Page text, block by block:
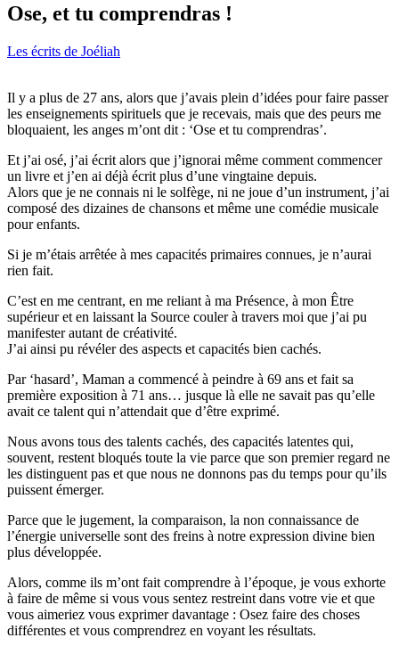
Ose, et tu comprendras !
Les écrits de Joéliah
Il y a plus de 27 ans, alors que j’avais plein d’idées pour faire passer
les enseignements spirituels que je recevais, mais que des peurs me
bloquaient, les anges m’ont dit : ‘Ose et tu comprendras’.
Et j’ai osé, j’ai écrit alors que j’ignorai même comment commencer
un livre et j’en ai déjà écrit plus d’une vingtaine depuis.
Alors que je ne connais ni le solfège, ni ne joue d’un instrument, j’ai
composé des dizaines de chansons et même une comédie musicale
pour enfants.
Si je m’étais arrêtée à mes capacités primaires connues, je n’aurai
rien fait.
C’est en me centrant, en me reliant à ma Présence, à mon Être
supérieur et en laissant la Source couler à travers moi que j’ai pu
manifester autant de créativité.
J’ai ainsi pu révéler des aspects et capacités bien cachés.
Par ‘hasard’, Maman a commencé à peindre à 69 ans et fait sa
première exposition à 71 ans… jusque là elle ne savait pas qu’elle
avait ce talent qui n’attendait que d’être exprimé.
Nous avons tous des talents cachés, des capacités latentes qui,
souvent, restent bloqués toute la vie parce que son premier regard ne
les distinguent pas et que nous ne donnons pas du temps pour qu’ils
puissent émerger.
Parce que le jugement, la comparaison, la non connaissance de
l’énergie universelle sont des freins à notre expression divine bien
plus développée.
Alors, comme ils m’ont fait comprendre à l’époque, je vous exhorte
à faire de même si vous vous sentez restreint dans votre vie et que
vous aimeriez vous exprimer davantage : Osez faire des choses
différentes et vous comprendrez en voyant les résultats.